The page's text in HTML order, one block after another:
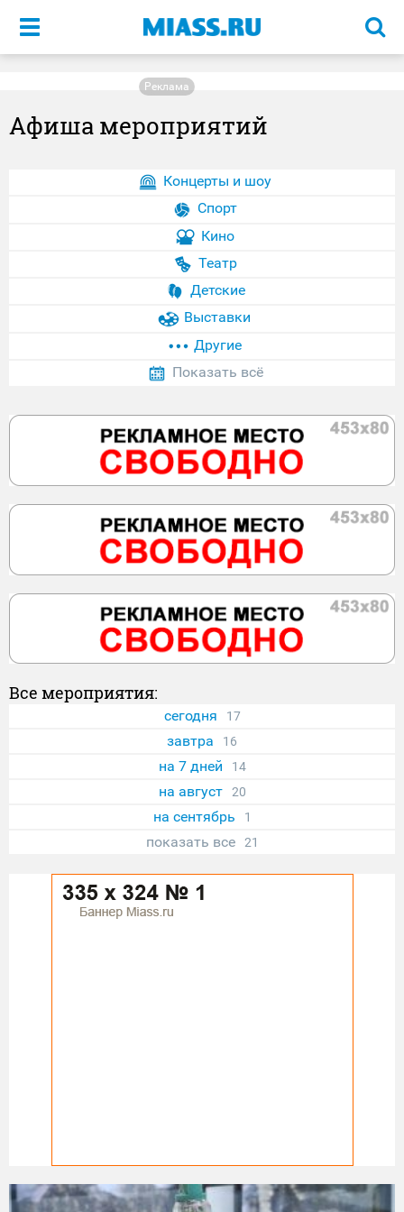
Меню
Реклама
Афиша мероприятий
Концерты и шоу
Спорт
Кино
Театр
Детские
Выставки
Другие
Показать всё
Все мероприятия:
сегодня 17
завтра 16
на 7 дней 14
на август 20
на сентябрь 1
показать все 21